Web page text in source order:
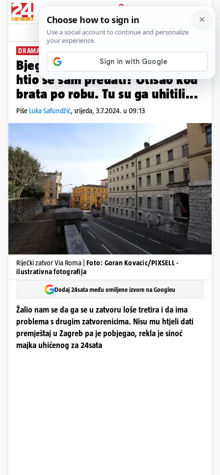
PRIJAVA
News Komentari
DRAMA U ZAGREBU
Bjegunac iz riječkog zatvora
htio se sam predati? Otišao kod
brata po robu. Tu su ga uhitili...
Piše Luka Safundžić, srijeda, 3.7.2024. u 09:13
Riječki zatvor Via Roma | Foto: Goran Kovacic/PIXSELL -
ilustrativna fotografija
Dodaj 24sata među omiljene izvore na Googleu
Žalio nam se da ga se u zatvoru loše tretira i da ima
problema s drugim zatvorenicima. Nisu mu htjeli dati
premještaj u Zagreb pa je pobjegao, rekla je sinoć
majka uhićenog za 24sata